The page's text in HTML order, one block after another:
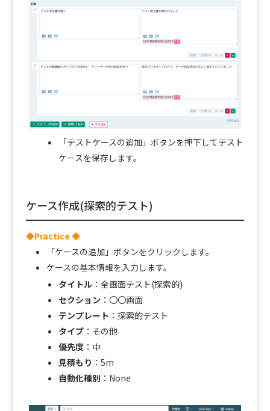
「テストケースの追加」ボタンを押下してテスト
ケースを保存します。
ケース作成(探索的テスト)
◆Practice ◆
「ケースの追加」ボタンをクリックします。
ケースの基本情報を入力します。
タイトル：全画面テスト(探索的)
セクション ：〇〇画面
テンプレート ：探索的テスト
タイプ：その他
優先度：中
見積もり ：5m
自動化種別 ：None